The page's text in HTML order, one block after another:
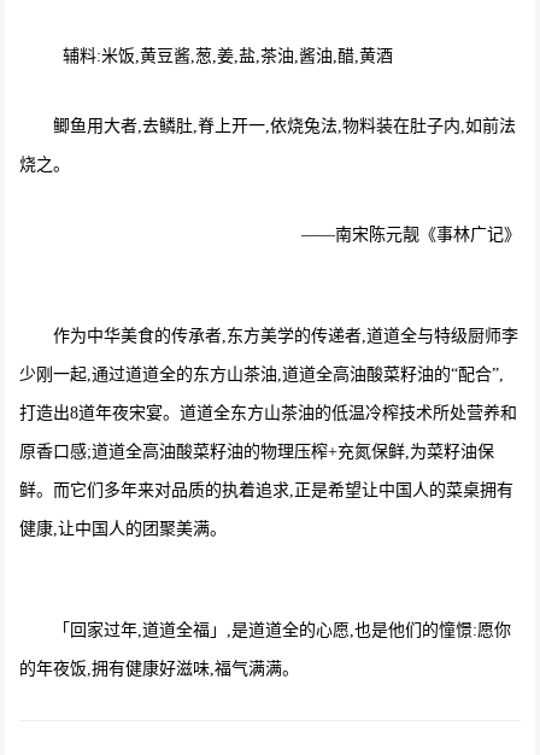
辅料:米饭,黄豆酱,葱,姜,盐,茶油,酱油,醋,黄酒
鲫鱼用大者,去鳞肚,脊上开一,依烧兔法,物料装在肚子内,如前法
烧之。
——南宋陈元靓《事林广记》
作为中华美食的传承者,东方美学的传递者,道道全与特级厨师李
少刚一起,通过道道全的东方山茶油,道道全高油酸菜籽油的“配合”,
打造出8道年夜宋宴。道道全东方山茶油的低温冷榨技术所处营养和
原香口感;道道全高油酸菜籽油的物理压榨+充氮保鲜,为菜籽油保
鲜。而它们多年来对品质的执着追求,正是希望让中国人的菜桌拥有
健康,让中国人的团聚美满。
「回家过年,道道全福」,是道道全的心愿,也是他们的憧憬:愿你
的年夜饭,拥有健康好滋味,福气满满。